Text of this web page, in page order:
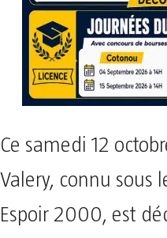
Ce samedi 12
Valery, connu sous
Espoir 2000, est